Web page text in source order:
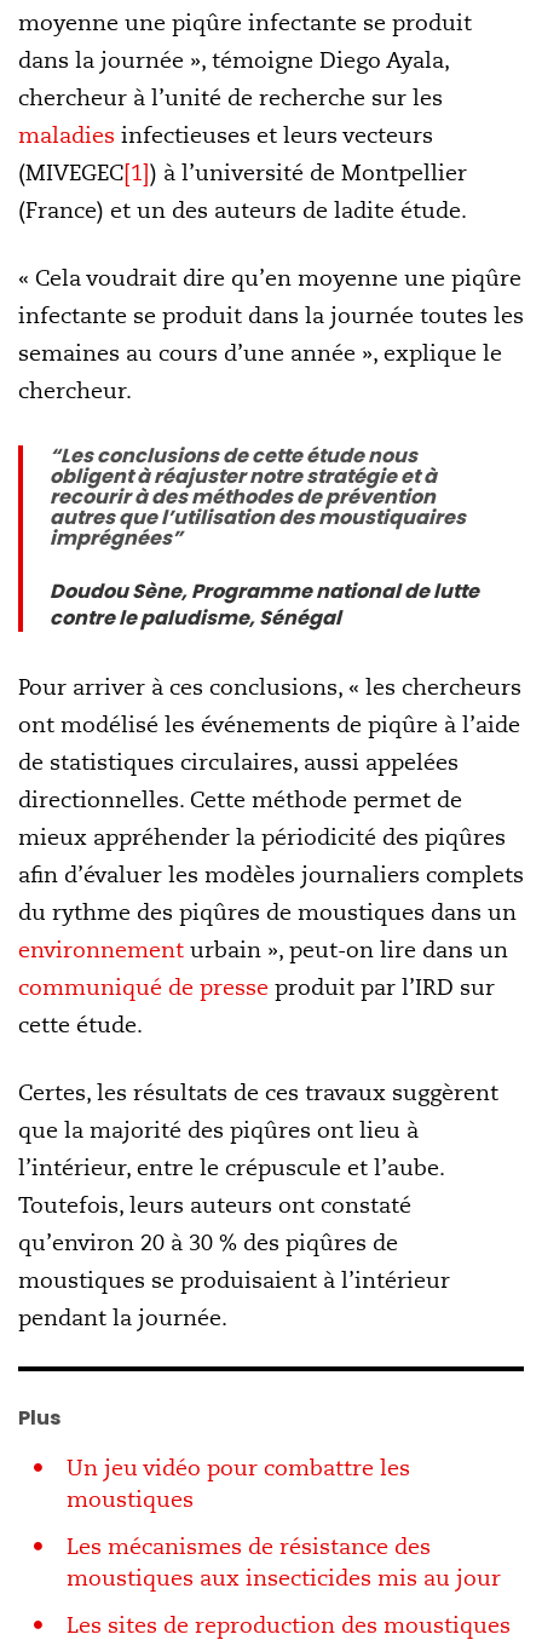
moyenne une piqûre infectante se produit
dans la journée », témoigne Diego Ayala,
chercheur à l’unité de recherche sur les
maladies infectieuses et leurs vecteurs
(MIVEGEC[1]) à l’université de Montpellier
(France) et un des auteurs de ladite étude.
« Cela voudrait dire qu’en moyenne une piqûre
infectante se produit dans la journée toutes les
semaines au cours d’une année », explique le
chercheur.
“Les conclusions de cette étude nous
obligent à réajuster notre stratégie et à
recourir à des méthodes de prévention
autres que l’utilisation des moustiquaires
imprégnées”
Doudou Sène, Programme national de lutte
contre le paludisme, Sénégal
Pour arriver à ces conclusions, « les chercheurs
ont modélisé les événements de piqûre à l’aide
de statistiques circulaires, aussi appelées
directionnelles. Cette méthode permet de
mieux appréhender la périodicité des piqûres
afin d’évaluer les modèles journaliers complets
du rythme des piqûres de moustiques dans un
environnement urbain », peut-on lire dans un
communiqué de presse produit par l’IRD sur
cette étude.
Certes, les résultats de ces travaux suggèrent
que la majorité des piqûres ont lieu à
l’intérieur, entre le crépuscule et l’aube.
Toutefois, leurs auteurs ont constaté
qu’environ 20 à 30 % des piqûres de
moustiques se produisaient à l’intérieur
pendant la journée.
Plus
Un jeu vidéo pour combattre les
moustiques
Les mécanismes de résistance des
moustiques aux insecticides mis au jour
Les sites de reproduction des moustiques